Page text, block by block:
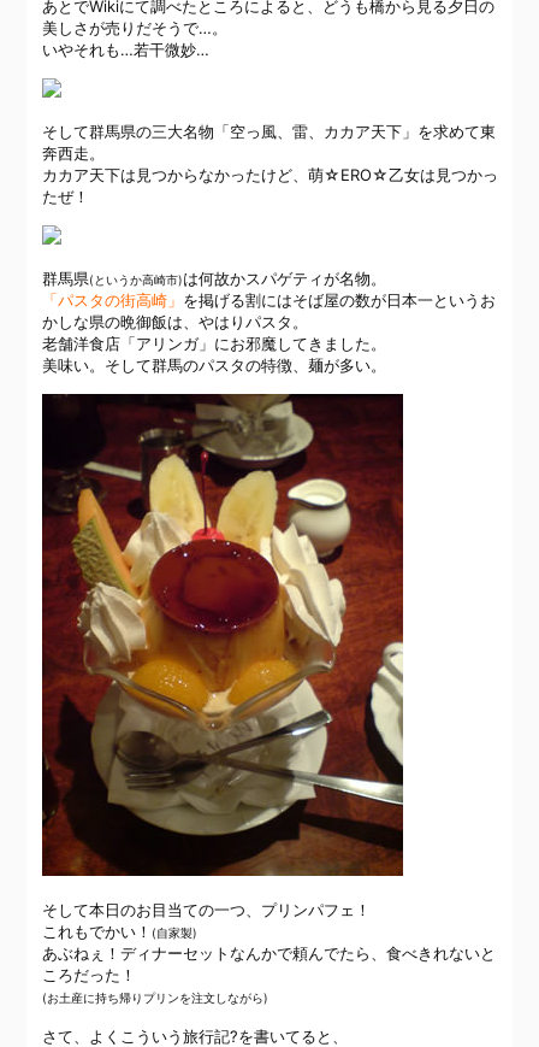
あとでWikiにて調べたところによると、どうも橋から見る夕日の
美しさが売りだそうで…。
いやそれも…若干微妙…
そして群馬県の三大名物「空っ風、雷、カカア天下」を求めて東
奔西走。
カカア天下は見つからなかったけど、萌☆ERO☆乙女は見つかっ
たぜ！
群馬県(というか高崎市)は何故かスパゲティが名物。
「パスタの街高崎」 を掲げる割にはそば屋の数が日本一というお
かしな県の晩御飯は、やはりパスタ。
老舗洋食店「アリンガ」にお邪魔してきました。
美味い。そして群馬のパスタの特徴、麺が多い。
そして本日のお目当ての一つ、 プリンパフェ！
これもでかい！ (自家製)
あぶねぇ！ディナーセットなんかで頼んでたら、食べきれないと
ころだった！
(お土産に持ち帰りプリンを注文しながら)
さて、よくこういう旅行記?を書いてると、